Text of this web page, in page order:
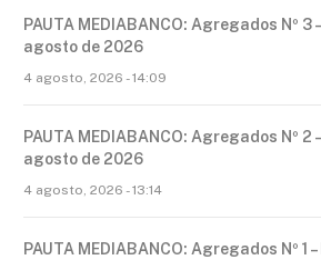
PAUTA MEDIABANCO: Agregados Nº 3
agosto de 2026
4 agosto, 2026 - 14:09
PAUTA MEDIABANCO: Agregados Nº 2
agosto de 2026
4 agosto, 2026 - 13:14
PAUTA MEDIABANCO: Agregados Nº 1